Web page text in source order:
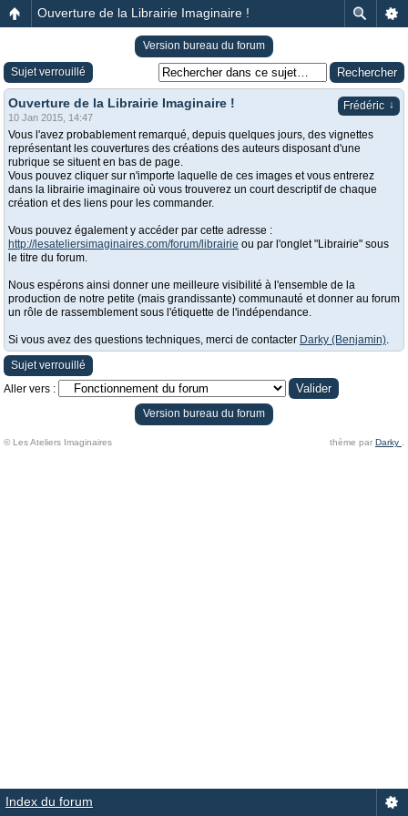
Ouverture de la Librairie Imaginaire !
Version bureau du forum
Sujet verrouillé
Frédéric ↓
Ouverture de la Librairie Imaginaire !
10 Jan 2015, 14:47
Vous l'avez probablement remarqué, depuis quelques jours, des vignettes
représentant les couvertures des créations des auteurs disposant d'une
rubrique se situent en bas de page.
Vous pouvez cliquer sur n'importe laquelle de ces images et vous entrerez
dans la librairie imaginaire où vous trouverez un court descriptif de chaque
création et des liens pour les commander.
Vous pouvez également y accéder par cette adresse :
http://lesateliersimaginaires.com/forum/librairie ou par l'onglet "Librairie" sous
le titre du forum.
Nous espérons ainsi donner une meilleure visibilité à l'ensemble de la
production de notre petite (mais grandissante) communauté et donner au forum
un rôle de rassemblement sous l'étiquette de l'indépendance.
Si vous avez des questions techniques, merci de contacter Darky (Benjamin).
Sujet verrouillé
Aller vers :
Version bureau du forum
© Les Ateliers Imaginaires thème par Darky
Index du forum